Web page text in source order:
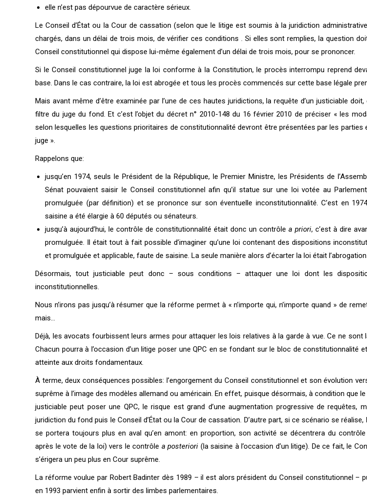
elle n’est pas dépourvue de caractère sérieux.
Le Conseil d’État ou la Cour de cassation (selon que le litige est soumis à la juridiction
chargés, dans un délai de trois mois, de vérifier ces conditions . Si elles sont remplies, la question
Conseil constitutionnel qui dispose lui-même également d’un délai de trois mois, pour se prononcer.
Si le Conseil constitutionnel juge la loi conforme à la Constitution, le procès interrompu reprend
base. Dans le cas contraire, la loi est abrogée et tous les procès commencés sur cette base légale
Mais avant même d’être examinée par l’une de ces hautes juridictions, la requête d’un justiciable doit,
filtre du juge du fond. Et c’est l’objet du décret n° 2010-148 du 16 février 2010 de préciser « les
selon lesquelles les questions prioritaires de constitutionnalité devront être présentées par les parties
juge ».
Rappelons que:
jusqu’en 1974, seuls le Président de la République, le Premier Ministre, les Présidents de
Sénat pouvaient saisir le Conseil constitutionnel afin qu’il statue sur une loi votée au
promulguée (par définition) et se prononce sur son éventuelle inconstitutionnalité. C’est en
saisine a été élargie à 60 députés ou sénateurs.
jusqu’à aujourd’hui, le contrôle de constitutionnalité était donc un contrôle a priori, c’est à dire
promulguée. Il était tout à fait possible d’imaginer qu’une loi contenant des dispositions
et promulguée et applicable, faute de saisine. La seule manière alors d’écarter la loi était
Désormais, tout justiciable peut donc – sous conditions – attaquer une loi dont les
inconstitutionnelles.
Nous n’irons pas jusqu’à résumer que la réforme permet à « n’importe qui, n’importe quand » de
mais…
Déjà, les avocats fourbissent leurs armes pour attaquer les lois relatives à la garde à vue. Ce ne sont
Chacun pourra à l’occasion d’un litige poser une QPC en se fondant sur le bloc de constitutionnalité
atteinte aux droits fondamentaux.
À terme, deux conséquences possibles: l’engorgement du Conseil constitutionnel et son évolution
suprême à l’image des modèles allemand ou américain. En effet, puisque désormais, à condition que
justiciable peut poser une QPC, le risque est grand d’une augmentation progressive de requêtes,
juridiction du fond puis le Conseil d’État ou la Cour de cassation. D’autre part, si ce scénario se réalise,
se portera toujours plus en aval qu’en amont: en proportion, son activité se décentrera du contrôle
après le vote de la loi) vers le contrôle a posteriori (la saisine à l’occasion d’un litige). De ce fait, le
s’érigera un peu plus en Cour suprême.
La réforme voulue par Robert Badinter dès 1989 – il est alors président du Conseil constitutionnel –
en 1993 parvient enfin à sortir des limbes parlementaires.